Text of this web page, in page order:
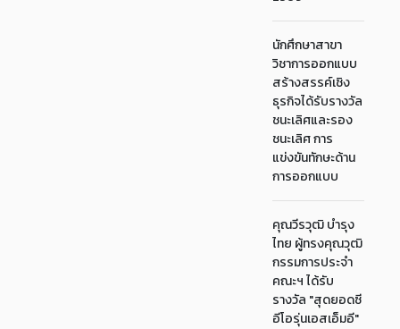
นักศึกษาสาขา
วิชาการออกแบบ
สร้างสรรค์เชิง
ธุรกิจได้รับรางวัล
ชนะเลิศและรอง
ชนะเลิศ การ
แข่งขันทักษะด้าน
การออกแบบ
คุณวีรวุฒิ บำรุง
ไทย ผู้ทรงคุณวุฒิ
กรรมการประจำ
คณะฯ ได้รับ
รางวัล "สุดยอดซี
อีโอรุ่นเอสเอ็มอี"